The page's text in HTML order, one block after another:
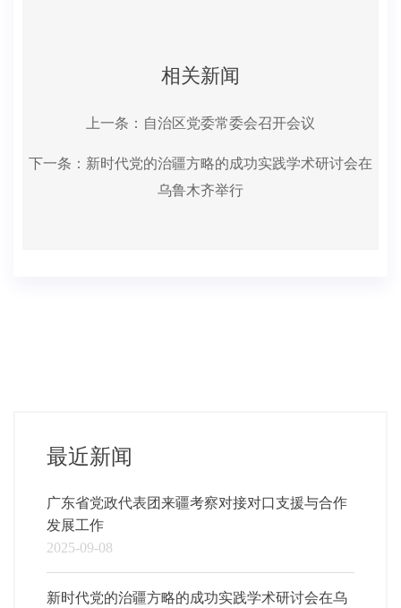
相关新闻
上一条： 自治区党委常委会召开会议
下一条： 新时代党的治疆方略的成功实践学术研讨会在
乌鲁木齐举行
最近新闻
广东省党政代表团来疆考察对接对口支援与合作
发展工作
2025-09-08
新时代党的治疆方略的成功实践学术研讨会在乌